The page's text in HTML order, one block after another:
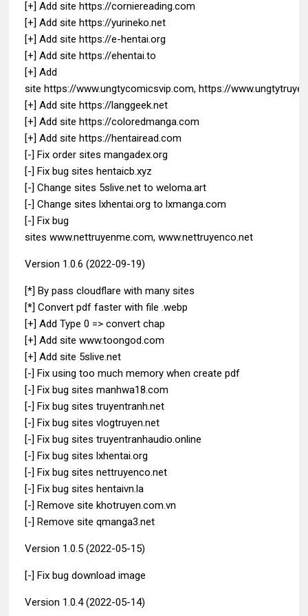
[+] Add site https://corniereading.com
[+] Add site https://yurineko.net
[+] Add site https://e-hentai.org
[+] Add site https://ehentai.to
[+] Add
site https://www.ungtycomicsvip.com, https://
[+] Add site https://langgeek.net
[+] Add site https://coloredmanga.com
[+] Add site https://hentairead.com
[-] Fix order sites mangadex.org
[-] Fix bug sites hentaicb.xyz
[-] Change sites 5slive.net to weloma.art
[-] Change sites lxhentai.org to lxmanga.com
[-] Fix bug
sites www.nettruyenme.com, www.nettruyenco.net
Version 1.0.6 (2022-09-19)
[*] By pass cloudflare with many sites
[*] Convert pdf faster with file .webp
[+] Add Type 0 => convert chap
[+] Add site www.toongod.com
[+] Add site 5slive.net
[-] Fix using too much memory when create pdf
[-] Fix bug sites manhwa18.com
[-] Fix bug sites truyentranh.net
[-] Fix bug sites vlogtruyen.net
[-] Fix bug sites truyentranhaudio.online
[-] Fix bug sites lxhentai.org
[-] Fix bug sites nettruyenco.net
[-] Fix bug sites hentaivn.la
[-] Remove site khotruyen.com.vn
[-] Remove site qmanga3.net
Version 1.0.5 (2022-05-15)
[-] Fix bug download image
Version 1.0.4 (2022-05-14)